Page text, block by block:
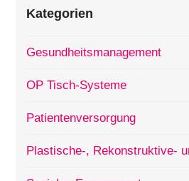
Kategorien
Gesundheitsmanagement
OP Tisch-Systeme
Patientenversorgung
Plastische-, Rekonstruktive-